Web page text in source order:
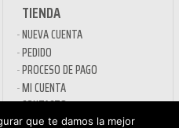
TIENDA
NUEVA CUENTA
PEDIDO
PROCESO DE PAGO
MI CUENTA
CONTACTO
que te damos la mejor